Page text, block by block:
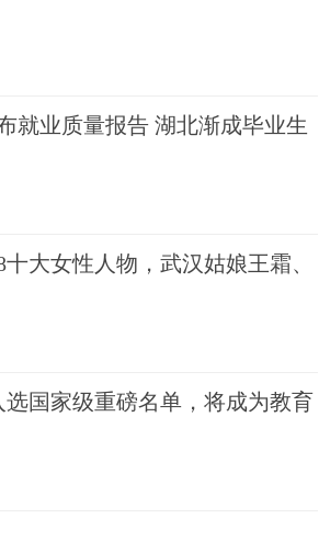
就业质量报告 湖北渐成毕业生
大女性人物，武汉姑娘王霜、
国家级重磅名单，将成为教育